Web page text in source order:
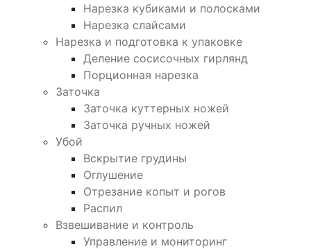
Нарезка кубиками и полосками
Нарезка слайсами
Нарезка и подготовка к упаковке
Деление сосисочных гирлянд
Порционная нарезка
Заточка
Заточка куттерных ножей
Заточка ручных ножей
Убой
Вскрытие грудины
Оглушение
Отрезание копыт и рогов
Распил
Взвешивание и контроль
Управление и мониторинг